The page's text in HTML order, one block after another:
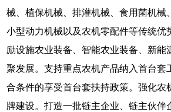
械、植保机械、排灌机械、食用菌机械
小型动力机械以及农机零配件等传统优
励设施农业装备、智能农业装备、新能
聚发展。支持重点农机产品纳入首台套
合条件的享受首台套扶持政策。强化农
牌建设。打造一批链主企业、链主伙伴